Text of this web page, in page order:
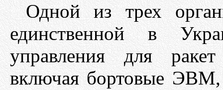
Одной из трех
единственной в
управления для
включая бортовые ЭВМ,